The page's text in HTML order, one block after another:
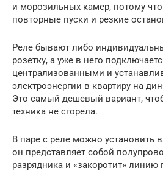
и морозильных камер, потому
повторные пуски и резкие
Реле бывают либо
розетку, а уже в него
централизованными и
электроэнергии в квартиру на
Это самый дешевый вариант,
техника не сгорела.
В паре с реле можно установить
он представляет собой
разрядника и «закоротит» линию